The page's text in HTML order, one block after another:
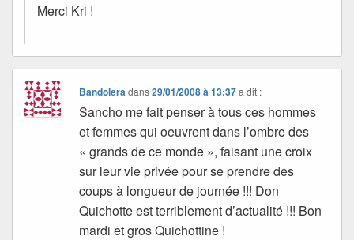
Merci Kri !
Bandoleradans29/01/2008 à 13:37 a dit :
Sancho me fait penser à tous ces hommes
et femmes qui oeuvrent dans l’ombre des
« grands de ce monde », faisant une croix
sur leur vie privée pour se prendre des
coups à longueur de journée !!! Don
Quichotte est terriblement d’actualité !!! Bon
mardi et gros Quichottine !